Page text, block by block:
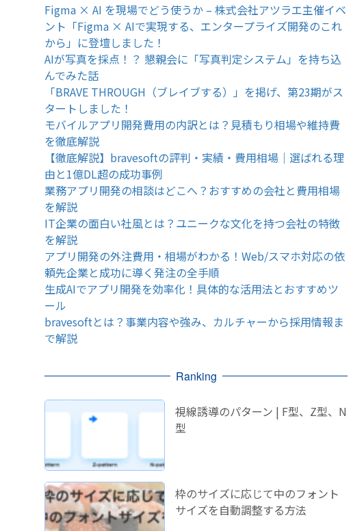
Figma × AI を現場でどう使うか – 株式会社アツラエ主催イベ
ント「Figma × AIで実現する、エンタープライズ開発のこれ
から」に登壇しました！
AIが写真を採点！？ 懇親会に「写真判定システム」を持ち込
んでみた話
「BRAVE THROUGH（ブレイブする）」を掲げ、第23期がス
タートしました！
モバイルアプリ開発費用の内訳とは？見積もり相場や維持費
を徹底解説
【徹底解説】bravesoftの評判・実績・費用相場｜選ばれる理
由と1億DL超の成功事例
業務アプリ開発の相談はどこへ？おすすめの会社と費用相場
を解説
IT企業の面白い社風とは？ユニークな文化を持つ会社の特徴
を解説
アプリ開発の外注費用・相場がわかる！Web/スマホ対応の依
頼先企業と成功に導く発注の全手順
生成AIでアプリ開発を効率化！具体的な活用法とおすすめツ
ール
bravesoftとは？事業内容や強み、カルチャーから採用情報ま
で解説
Ranking
視線誘導のパターン | F型、Z型、N
型
枠のサイズに応じて中のフォント
サイズを自動調整する方法